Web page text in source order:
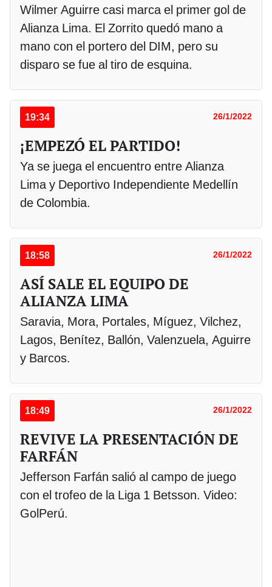
Wilmer Aguirre casi marca el primer gol de
Alianza Lima. El Zorrito quedó mano a
mano con el portero del DIM, pero su
disparo se fue al tiro de esquina.
19:34 26/1/2022
¡EMPEZÓ EL PARTIDO!
Ya se juega el encuentro entre Alianza
Lima y Deportivo Independiente Medellín
de Colombia.
18:58 26/1/2022
ASÍ SALE EL EQUIPO DE
ALIANZA LIMA
Saravia, Mora, Portales, Míguez, Vilchez,
Lagos, Benítez, Ballón, Valenzuela, Aguirre
y Barcos.
18:49 26/1/2022
REVIVE LA PRESENTACIÓN DE
FARFÁN
Jefferson Farfán salió al campo de juego
con el trofeo de la Liga 1 Betsson. Video:
GolPerú.